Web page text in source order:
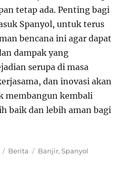
tetap ada. Penting bagi
Spanyol, untuk terus
bencana ini agar dapat
dampak yang
serupa di masa
dan inovasi akan
membangun kembali
baik dan lebih aman bagi
Categories
Berita Tags
Banjir,Spanyol